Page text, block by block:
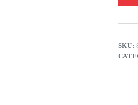
SKU: